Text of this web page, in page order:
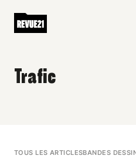
Trafic
TOUS LES ARTICLESBANDES